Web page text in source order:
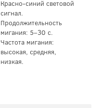
Красно-синий световой
сигнал.
Продолжительность
мигания: 5–30 с.
Частота мигания:
высокая, средняя, ​​
низкая.